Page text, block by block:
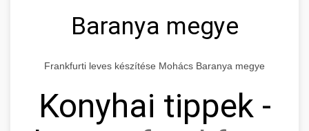
Baranya megye
Frankfurti leves készítése Mohács Baranya megye
Konyhai tippek -